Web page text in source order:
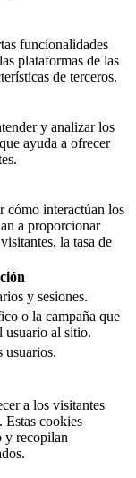
funcionalidades
plataformas de las
de terceros.
y analizar los
ayuda a ofrecer
cómo interactúan los
a proporcionar
la tasa de
y sesiones.
o la campaña que
usuario al sitio.
usuarios.
a los visitantes
Estas cookies
y recopilan